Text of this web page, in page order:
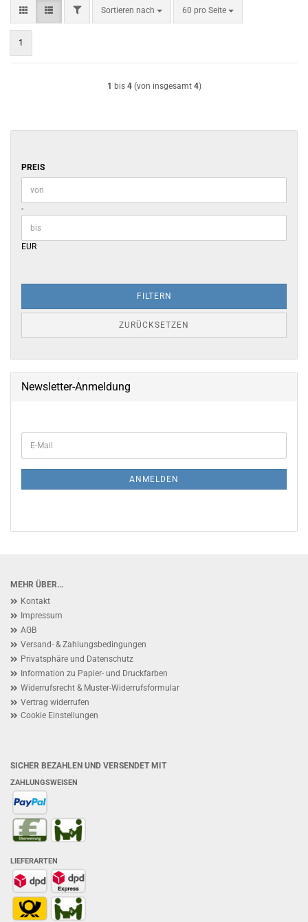
FILTERSortieren nach
Sortieren nach 60 pro Seite
pro Seite
1
1 bis 4(von insgesamt 4)
PREIS
PREIS
Preis bis
-
EUR
FILTERN
ZURÜCKSETZEN
Newsletter-Anmeldung
ZUR
NEWSLETTER-
E-
Mail
ANMELDEN
MEHR ÜBER...
Kontakt
Impressum
AGB
Versand- & Zahlungsbedingungen
Privatsphäre und Datenschutz
Information zu Papier- und Druckfarben
Widerrufsrecht & Muster-Widerrufsformular
Vertrag widerrufen
Cookie Einstellungen
SICHER BEZAHLEN UND VERSENDET MIT
ZAHLUNGSWEISEN
LIEFERARTEN